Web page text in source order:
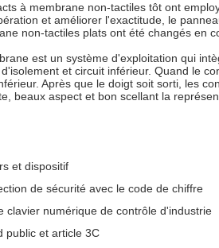
à membrane non-tactiles tôt ont
et améliorer l'exactitude, le
non-tactiles plats ont été changés en
est un système d'exploitation qui
et circuit inférieur. Quand le
Après que le doigt soit sorti, les
beaux aspect et bon scellant la
et dispositif
de sécurité avec le code de chiffre
clavier numérique de contrôle d'industrie
public et article 3C